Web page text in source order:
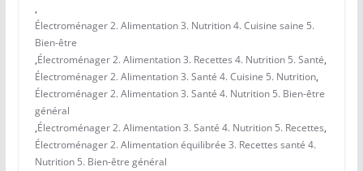
,
Électroménager 2. Alimentation 3. Nutrition 4. Cuisine saine 5.
Bien-être
,Électroménager 2. Alimentation 3. Recettes 4. Nutrition 5. Santé,
Électroménager 2. Alimentation 3. Santé 4. Cuisine 5. Nutrition,
Électroménager 2. Alimentation 3. Santé 4. Nutrition 5. Bien-être
général
,Électroménager 2. Alimentation 3. Santé 4. Nutrition 5. Recettes,
Électroménager 2. Alimentation équilibrée 3. Recettes santé 4.
Nutrition 5. Bien-être général